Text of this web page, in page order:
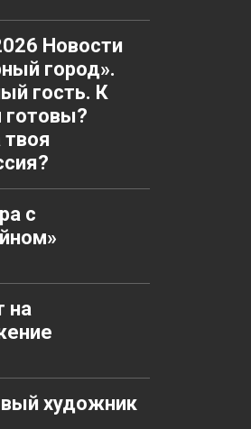
Новости
город».
гость. К
готовы?
твоя
с
на
художник